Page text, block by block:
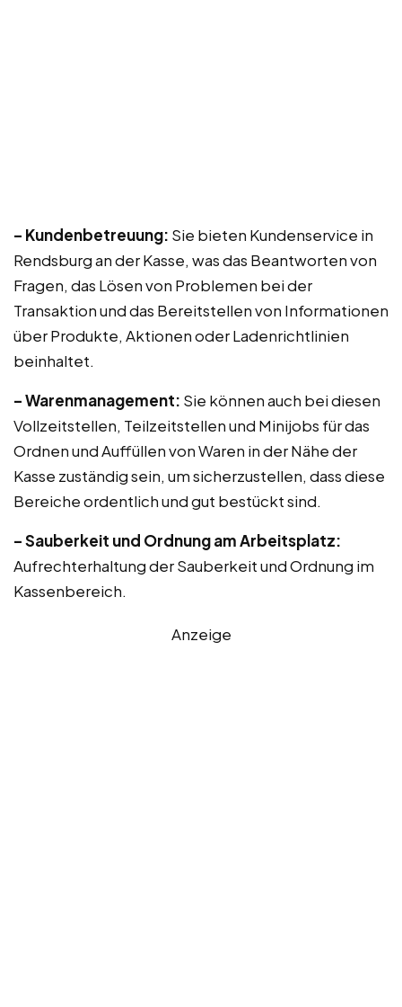
– Kundenbetreuung: Sie bieten Kundenservice in
Rendsburg an der Kasse, was das Beantworten von
Fragen, das Lösen von Problemen bei der
Transaktion und das Bereitstellen von Informationen
über Produkte, Aktionen oder Ladenrichtlinien
beinhaltet.
– Warenmanagement: Sie können auch bei diesen
Vollzeitstellen, Teilzeitstellen und Minijobs für das
Ordnen und Auffüllen von Waren in der Nähe der
Kasse zuständig sein, um sicherzustellen, dass diese
Bereiche ordentlich und gut bestückt sind.
– Sauberkeit und Ordnung am Arbeitsplatz:
Aufrechterhaltung der Sauberkeit und Ordnung im
Kassenbereich.
Anzeige